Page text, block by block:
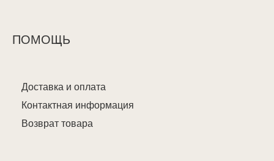
ПОМОЩЬ
Доставка и оплата
Контактная информация
Возврат товара